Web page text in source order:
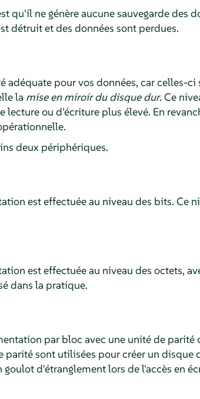
qu'il ne génère aucune sauvegarde des
détruit et des données sont perdues.
adéquate pour vos données, car celles-
la mise en miroir du disque dur. Ce
lecture ou d'écriture plus élevé. En
deux périphériques.
est effectuée au niveau des bits. Ce
est effectuée au niveau des octets,
dans la pratique.
par bloc avec une unité de
parité sont utilisées pour créer un
d'étranglement lors de l'accès en